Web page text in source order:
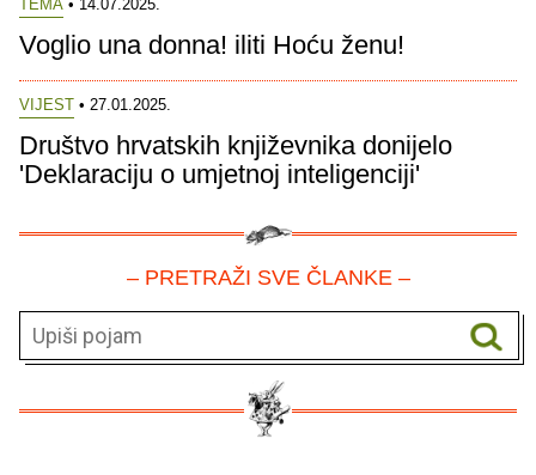
TEMA • 14.07.2025.
Voglio una donna! iliti Hoću ženu!
VIJEST • 27.01.2025.
Društvo hrvatskih književnika donijelo
'Deklaraciju o umjetnoj inteligenciji'
– PRETRAŽI SVE ČLANKE –